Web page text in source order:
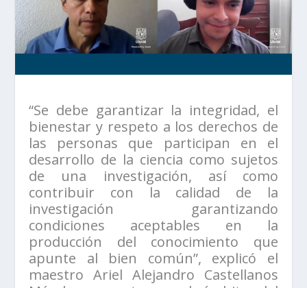
“Se debe garantizar la integridad, el
bienestar y respeto a los derechos de
las personas que participan en el
desarrollo de la ciencia como sujetos
de una investigación, así como
contribuir con la calidad de la
investigación garantizando
condiciones aceptables en la
producción del conocimiento que
apunte al bien común”, explicó el
maestro Ariel Alejandro Castellanos